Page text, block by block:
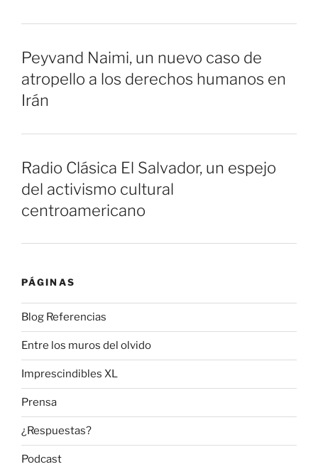
Peyvand Naimi, un nuevo caso de
atropello a los derechos humanos en
Irán
Radio Clásica El Salvador, un espejo
del activismo cultural
centroamericano
PÁGINAS
Blog Referencias
Entre los muros del olvido
Imprescindibles XL
Prensa
¿Respuestas?
Podcast